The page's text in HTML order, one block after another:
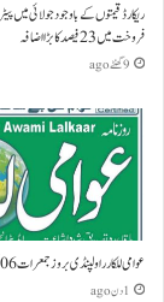
ریکارڈ قیمتوں کے باوجود جولائی میں
فروخت میں 23 فیصد کا بڑا اضافہ
9 گھنٹے ago
عوامی للکار راولپنڈی بروز جمعرات 06 اگست 2026
1 دن ago